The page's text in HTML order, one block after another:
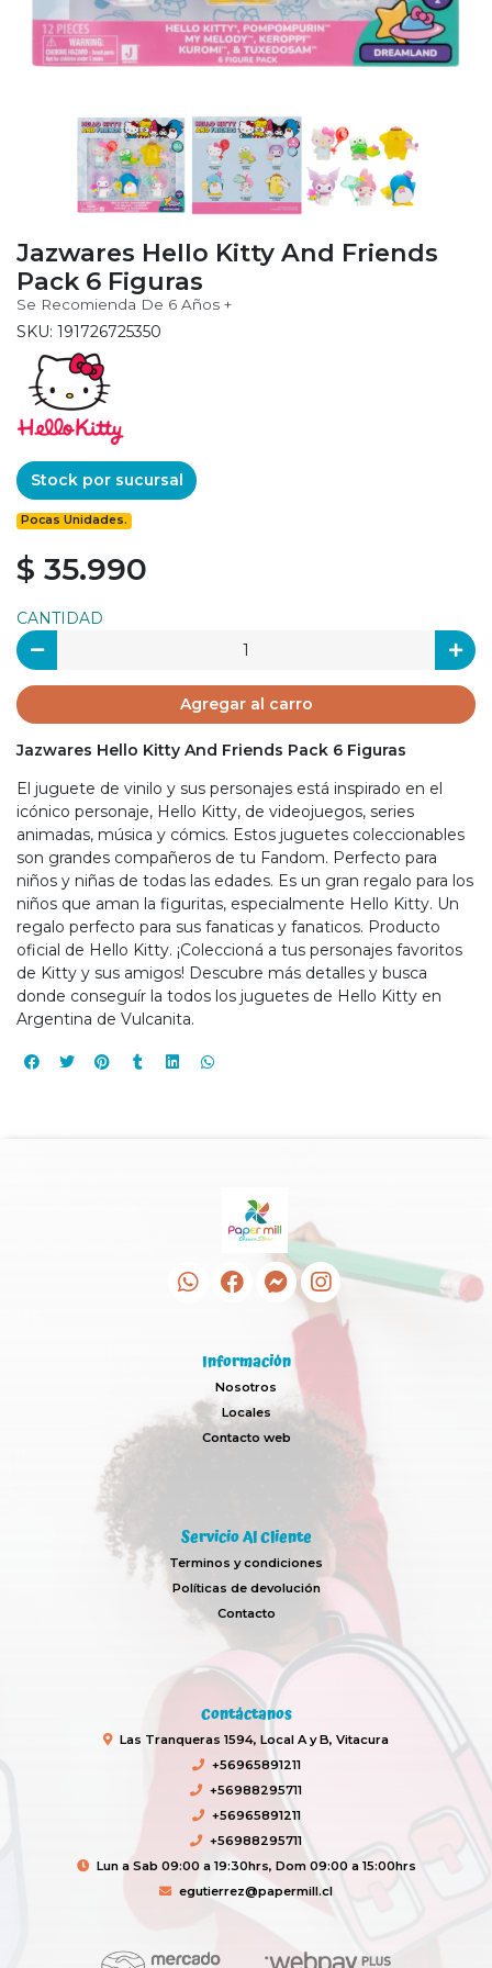
Jazwares Hello Kitty And Friends
Pack 6 Figuras
Se Recomienda De 6 Años +
SKU: 191726725350
Stock por sucursal
Pocas Unidades.
$ 35.990
CANTIDAD
Agregar al carro
Jazwares Hello Kitty And Friends Pack 6 Figuras
El juguete de vinilo y sus personajes está inspirado en el
icónico personaje, Hello Kitty, de videojuegos, series
animadas, música y cómics. Estos juguetes coleccionables
son grandes compañeros de tu Fandom. Perfecto para
niños y niñas de todas las edades. Es un gran regalo para los
niños que aman la figuritas, especialmente Hello Kitty. Un
regalo perfecto para sus fanaticas y fanaticos. Producto
oficial de Hello Kitty. ¡Coleccioná a tus personajes favoritos
de Kitty y sus amigos! Descubre más detalles y busca
donde conseguír la todos los juguetes de Hello Kitty en
Argentina de Vulcanita.
Información
Nosotros
Locales
Contacto web
Servicio Al Cliente
Terminos y condiciones
Políticas de devolución
Contacto
Contáctanos
Las Tranqueras 1594, Local A y B, Vitacura
+56965891211
+56988295711
+56965891211
+56988295711
Lun a Sab 09:00 a 19:30hrs, Dom 09:00 a 15:00hrs
egutierrez@papermill.cl